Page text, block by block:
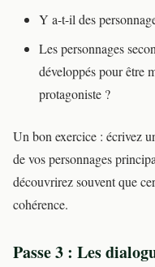
Y a-t-il des
Les personnages
développés pour être
protagoniste ?
Un bon exercice : écrivez
de vos personnages
découvrirez souvent que
cohérence.
Passe 3 : Les